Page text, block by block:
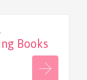
Books